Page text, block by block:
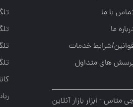
با ما
ما
شرایط خدمات
های متداول
متاس - ابزار بازار آنلاین